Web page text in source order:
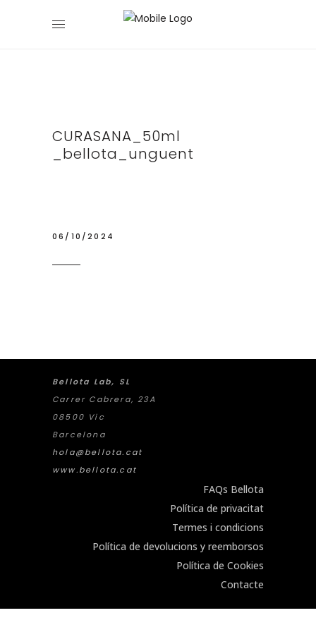
CURASANA_50ml
_bellota_unguent
06/10/2024
Bellota Lab, SL
Carrer Cabrera, 23A
08500 Vic
Barcelona
hola@bellota.cat
www.bellota.cat
FAQs Bellota
Política de privacitat
Termes i condicions
Política de devolucions y reemborsos
Política de Cookies
Contacte